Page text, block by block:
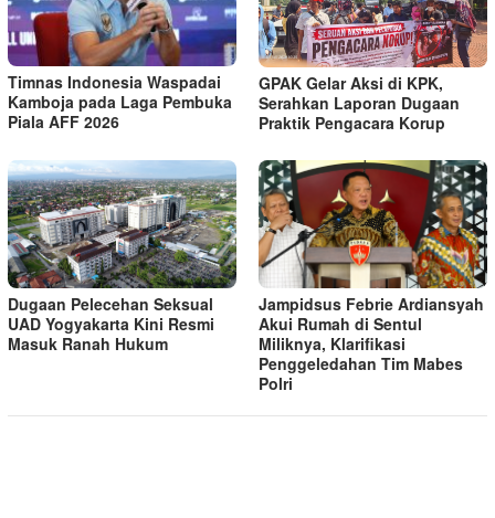
Timnas Indonesia Waspadai
Kamboja pada Laga Pembuka
Piala AFF 2026
GPAK Gelar Aksi di KPK,
Serahkan Laporan Dugaan
Praktik Pengacara Korup
Dugaan Pelecehan Seksual
UAD Yogyakarta Kini Resmi
Masuk Ranah Hukum
Jampidsus Febrie Ardiansyah
Akui Rumah di Sentul
Miliknya, Klarifikasi
Penggeledahan Tim Mabes
Polri